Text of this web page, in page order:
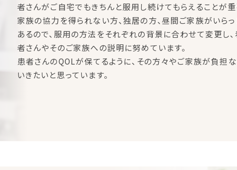
者さんがご自宅でもきちんと服用し続けてもらえることが
家族の協力を得られない方、独居の方、昼間ご家族がいら
あるので、服用の方法をそれぞれの背景に合わせて変更し
者さんやそのご家族への説明に努めています。
患者さんのQOLが保てるように、その方々やご家族が負担
いきたいと思っています。